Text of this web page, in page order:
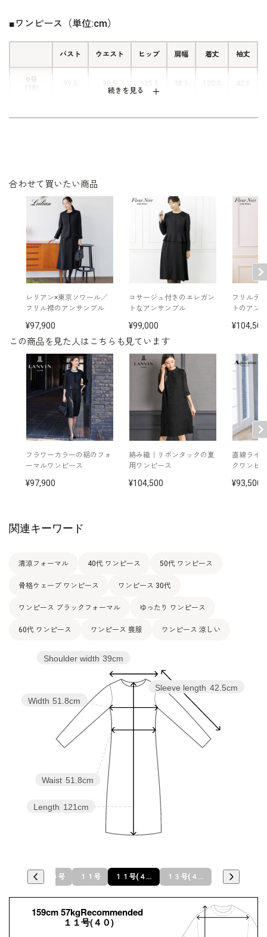
続きを見る
■ワンピース（単位:cm）
バスト ウエスト ヒップ 肩幅 着丈 袖丈
9号
99.5 99.5 125.5 38.5 120.0 42.0
103.5 103.5 129.5 39.0 121.0 42.5
15号
(44)
112.5
素材
表地 トリアセテート83％
ポリエステル17％
裏地 キュプラ100％
洗濯方法：クリーニング
日本製
フロントオープンタイプ
※モデル着用：
5652200-00
バッグ /5322292-00
※モデル：身長173cm 9号着用
この商品を見た人はこちらも見ています
フラワーカラーの絽のフォ
ーマルワンピース
97,900
絡み織｜リボンタックの夏
用ワンピース
104,500
直線ライ
クワンピ
93,500
合わせて買いたい商品
レリアン×東京ソワール／
フリル襟のアンサンブル
97,900
コサージュ付きのエレガン
トなアンサンブル
99,000
フリルデ
トのアン
104,500
関連キーワード
清涼フォーマル 40代 ワンピース 50代 ワンピース
骨格ウェーブ ワンピース ワンピース 30代
ワンピース ブラックフォーマル ゆったり ワンピース
60代 ワンピース ワンピース 喪服 ワンピース 涼しい
Sleeve length 42.5cm
Length 121cm
Waist 51.8cm
Width 51.8cm
Shoulder width 39cm
９号(３８) ９号 １１号 １１号(４０) １３号(４２) １３号
159cm 57kgRecommended
１１号(４０)